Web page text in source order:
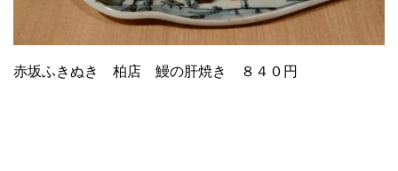
赤坂ふきぬき 柏店 鰻の肝焼き ８４０円